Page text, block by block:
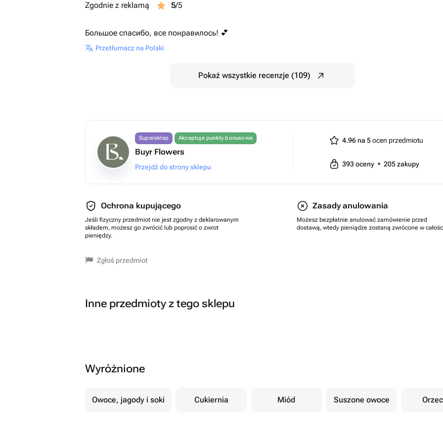
Zgodnie z reklamą
5/5
Большое спасибо, все понравилось! 💕
Przetłumacz na Polski
Pokaż wszystkie recenzje (109)
Supersklep Akceptuje punkty bonusowe
Buyr Flowers
Przejdź do strony sklepu
4.96 na 5ocen przedmiotu
393oceny • 205zakupy
Ochrona kupującego
Jeśli fizyczny przedmiot nie jest zgodny z deklarowanym
składem, możesz go zwrócić lub poprosić o zwrot
pieniędzy.
Zasady anulowania
Możesz bezpłatnie anulować zamówienie przed
dostawą, wtedy pieniądze zostaną zwrócone w
Zgłoś przedmiot
Inne przedmioty z tego sklepu
Wyróżnione
Owoce, jagody i soki Cukiernia Miód Suszone owoce